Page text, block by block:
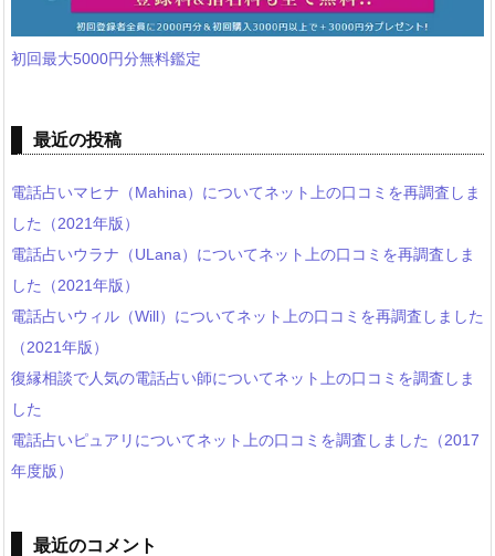
初回最大5000円分無料鑑定
最近の投稿
電話占いマヒナ（Mahina）についてネット上の口コミを再調査しま
した（2021年版）
電話占いウラナ（ULana）についてネット上の口コミを再調査しま
した（2021年版）
電話占いウィル（Will）についてネット上の口コミを再調査しました
（2021年版）
復縁相談で人気の電話占い師についてネット上の口コミを調査しま
した
電話占いピュアリについてネット上の口コミを調査しました（2017
年度版）
最近のコメント